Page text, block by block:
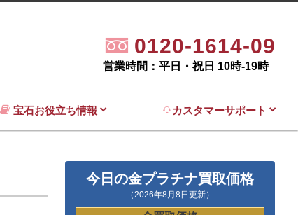
0120-1614-09
営業時間：平日・祝日 10時-19時
宝石お役立ち情報 カスタマーサポート
今日の金プラチナ買取価格
（2026年8月8日更新）